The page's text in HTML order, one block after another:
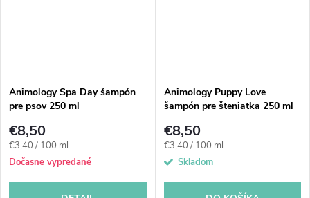
Animology Spa Day šampón
pre psov 250 ml
€8,50
Jednotková
cena:
€3,40 / 100 ml
Dočasne vypredané
Animology Puppy Love
šampón pre šteniatka 250 ml
€8,50
Jednotková
cena:
€3,40 / 100 ml
Skladom